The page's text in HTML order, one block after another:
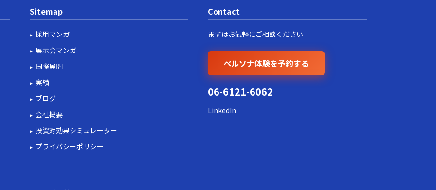
Sitemap
採用マンガ
展示会マンガ
国際展開
実績
ブログ
会社概要
投資対効果シミュレーター
プライバシーポリシー
Contact
まずはお氣軽にご相談ください
ペルソナ体験を予約する
06-6121-6062
LinkedIn